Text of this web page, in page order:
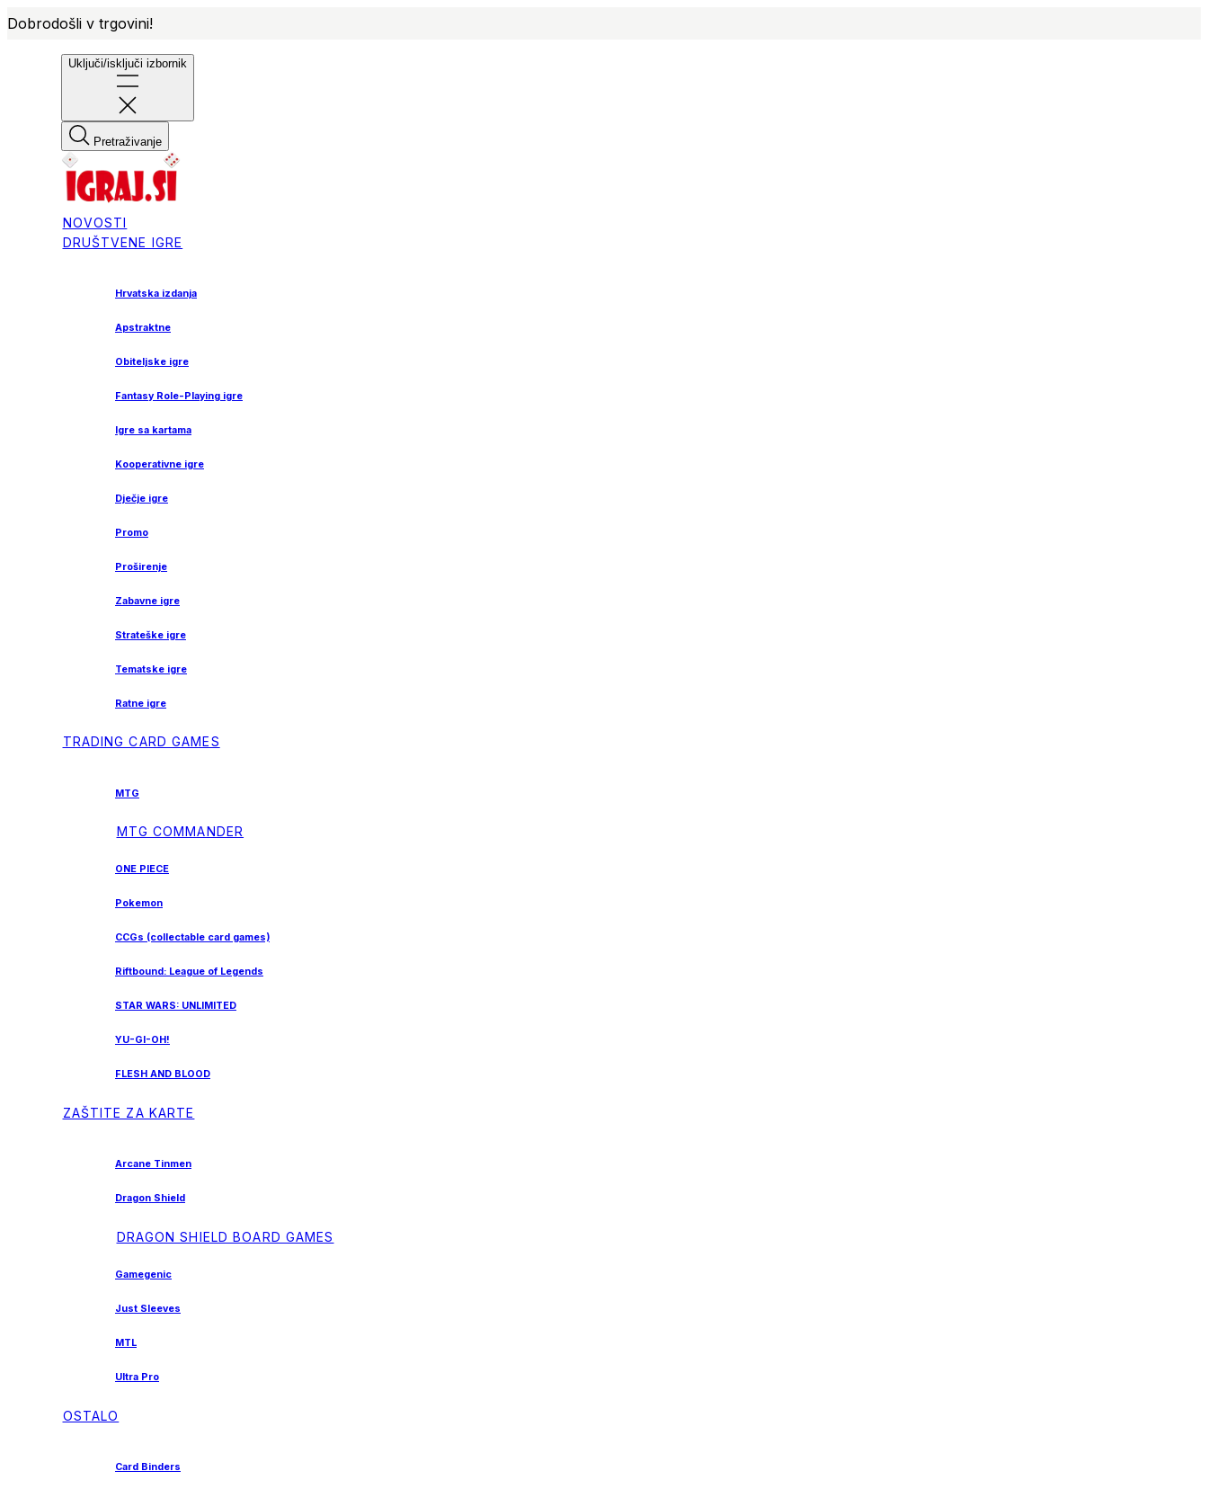
Dobrodošli v trgovini!
Uključi/isključi izbornik
Pretraživanje
NOVOSTI
DRUŠTVENE IGRE
Hrvatska izdanja
Apstraktne
Obiteljske igre
Fantasy Role-Playing igre
Igre sa kartama
Kooperativne igre
Dječje igre
Promo
Proširenje
Zabavne igre
Strateške igre
Tematske igre
Ratne igre
TRADING CARD GAMES
MTG
MTG COMMANDER
ONE PIECE
Pokemon
CCGs (collectable card games)
Riftbound: League of Legends
STAR WARS: UNLIMITED
YU-GI-OH!
FLESH AND BLOOD
ZAŠTITE ZA KARTE
Arcane Tinmen
Dragon Shield
DRAGON SHIELD BOARD GAMES
Gamegenic
Just Sleeves
MTL
Ultra Pro
OSTALO
Card Binders